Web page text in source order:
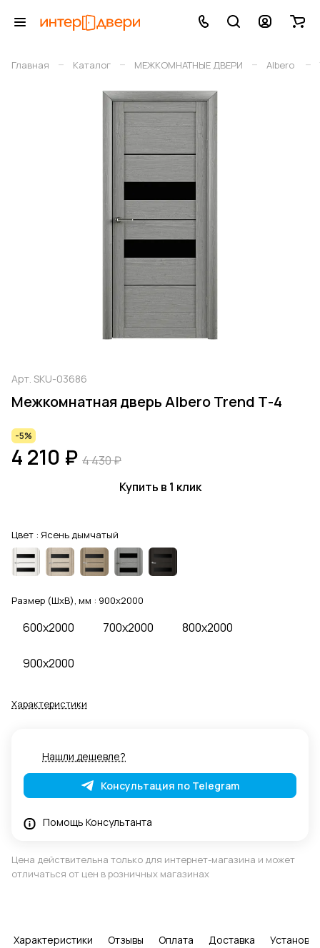
Главная – Каталог – МЕЖКОМНАТНЫЕ ДВЕРИ – Albero –
Арт. SKU-03686
Межкомнатная дверь Albero Trend Т-4
-5%
4 210 ₽ 4 430 ₽
Купить в 1 клик
Цвет : Ясень дымчатый
Размер (ШхВ), мм : 900x2000
600x2000 700x2000 800x2000
900x2000
Характеристики
Нашли дешевле?
Консультация по Telegram
Помощь Консультанта
Цена действительна только для интернет-магазина и может
отличаться от цен в розничных магазинах
Характеристики Отзывы Оплата Доставка Установка